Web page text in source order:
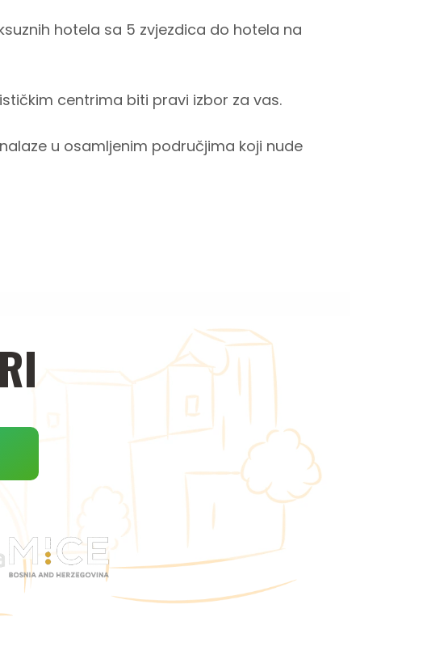
hotela sa 5 zvjezdica do hotela na
centrima biti pravi izbor za vas.
u osamljenim područjima koji nude